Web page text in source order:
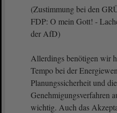
(Zustimmung bei den
FDP: O mein Gott! -
der AfD)
Allerdings benötigen wir
Tempo bei der
Planungssicherheit und
Genehmigungsverfahren
wichtig. Auch das